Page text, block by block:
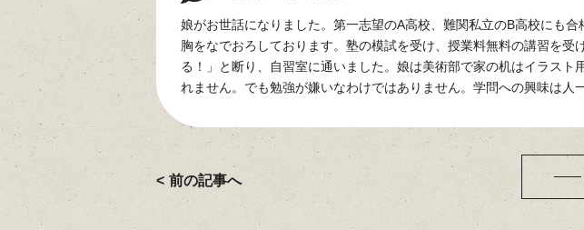
娘がお世話になりました。第一志望のA高校、難関私立のB高校にも
胸をなでおろしております。塾の模試を受け、授業料無料の講習を
る！」と断り、自習室に通いました。娘は美術部で家の机はイラス
れません。でも勉強が嫌いなわけではありません。学問への興味は人
前の記事へ